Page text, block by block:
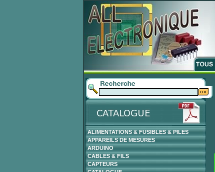
ALIMENTATIONS & FUSIBLES & PILES
APPAREILS DE MESURES
ARDUINO
CABLES & FILS
CAPTEURS